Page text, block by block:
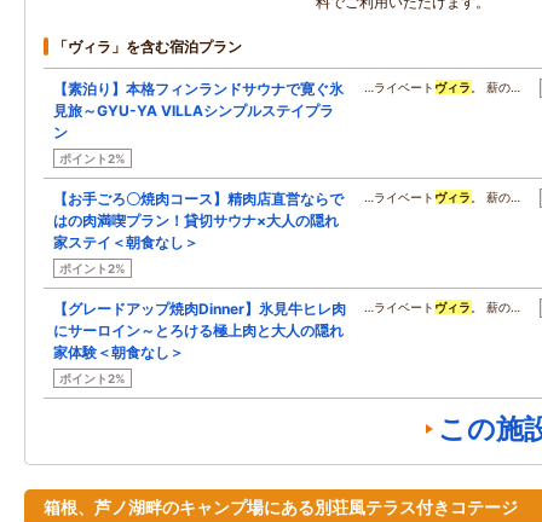
「ヴィラ」を含む宿泊プラン
【素泊り】本格フィンランドサウナで寛ぐ氷
見旅～GYU-YA VILLAシンプルステイプラ
ン
ポイント2%
…ライベート ヴィラ 。 薪の…
【お手ごろ〇焼肉コース】精肉店直営ならで
はの肉満喫プラン！貸切サウナ×大人の隠れ
家ステイ＜朝食なし＞
ポイント2%
…ライベート ヴィラ 。 薪の…
【グレードアップ焼肉Dinner】氷見牛ヒレ肉
にサーロイン～とろける極上肉と大人の隠れ
家体験＜朝食なし＞
ポイント2%
…ライベート ヴィラ 。 薪の…
この施
箱根、芦ノ湖畔のキャンプ場にある別荘風テラス付きコテージ